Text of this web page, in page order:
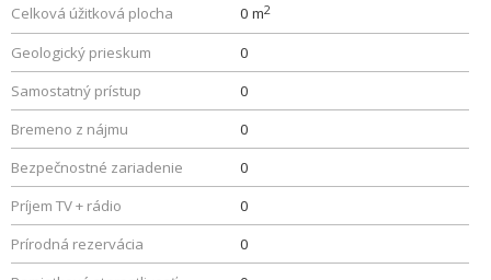
Celková úžitková plocha 0 m2
Geologický prieskum
0
Samostatný prístup
0
Bremeno z nájmu
0
Bezpečnostné zariadenie
0
Príjem TV + rádio
0
Prírodná rezervácia
0